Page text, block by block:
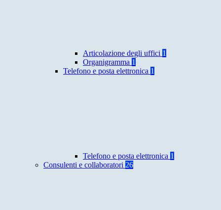
Articolazione degli uffici 1
Organigramma 1
Telefono e posta elettronica 1
Telefono e posta elettronica 1
Consulenti e collaboratori 26